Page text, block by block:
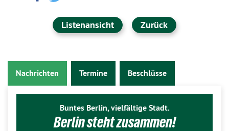
Listenansicht Zurück
Nachrichten Termine Beschlüsse
Buntes Berlin, vielfältige Stadt.
Berlin steht zusammen!